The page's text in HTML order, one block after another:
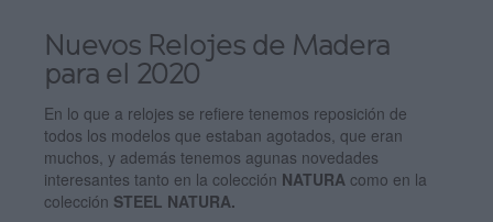
Nuevos Relojes de Madera
para el 2020
En lo que a relojes se refiere tenemos reposición de
todos los modelos que estaban agotados, que eran
muchos, y además tenemos agunas novedades
interesantes tanto en la colección NATURA como en la
colección STEEL NATURA.